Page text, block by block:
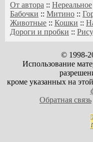
От автора :: Нереальное
Бабочки :: Митино ::
Животные :: Кошки ::
Дороги и пробки ::
© 1998-
Использование
кроме указанных на
Обратная связь